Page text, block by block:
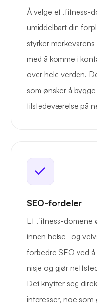
Å velge et .fitness-
umiddelbart din
styrker
med å komme i
over hele verden.
som ønsker å
tilstedeværelse på
SEO-fordeler
Et .fitness-domene
innen helse- og
forbedre SEO ved
nisje og gjør
Det knytter seg
interesser, noe som